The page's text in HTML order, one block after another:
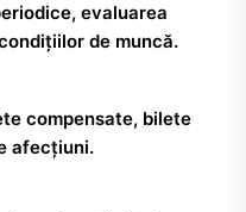
evaluarea
de muncă.
compensate, bilete
afecțiuni.